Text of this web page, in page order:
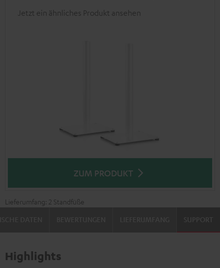
Jetzt ein ähnliches Produkt ansehen
ZUM PRODUKT
Lieferumfang: 2 Standfüße
SUPPORT
Highlights